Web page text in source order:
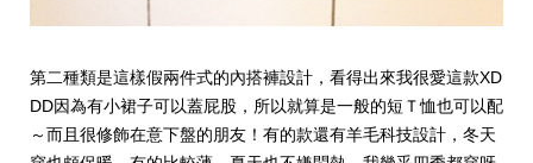
第二種類是這樣假兩件式的內搭褲設計，看得出來我很愛這款XD
DD因為有小裙子可以蓋屁股，所以就算是一般的短Ｔ恤也可以配
～而且很修飾在意下盤的朋友！有的款還有羊毛科技設計，冬天